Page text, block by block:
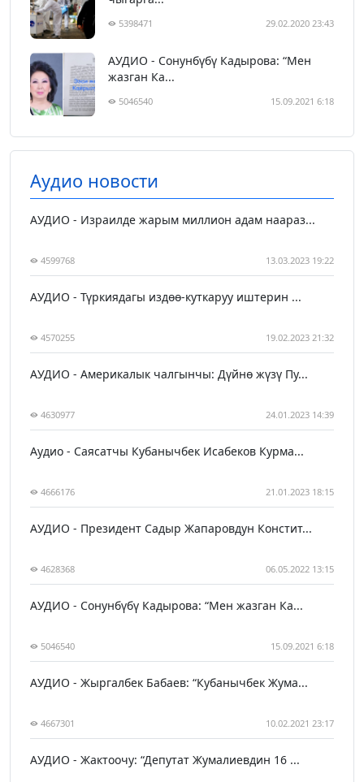
5398471 29.02.2020 23:43
АУДИО - Сонунбүбү Кадырова: “Мен
жазган Ка...
5046540 15.09.2021 6:18
Аудио новости
АУДИО - Израилде жарым миллион адам наараз...
4599768 13.03.2023 19:22
АУДИО - Түркиядагы издөө-куткаруу иштерин ...
4570255 19.02.2023 21:32
АУДИО - Америкалык чалгынчы: Дүйнө жүзү Пу...
4630977 24.01.2023 14:39
Аудио - Саясатчы Кубанычбек Исабеков Курма...
4666176 21.01.2023 18:15
АУДИО - Президент Садыр Жапаровдун Констит...
4628368 06.05.2022 13:15
АУДИО - Сонунбүбү Кадырова: “Мен жазган Ка...
5046540 15.09.2021 6:18
АУДИО - Жыргалбек Бабаев: “Кубанычбек Жума...
4667301 10.02.2021 23:17
АУДИО - Жактоочу: “Депутат Жумалиевдин 16 ...